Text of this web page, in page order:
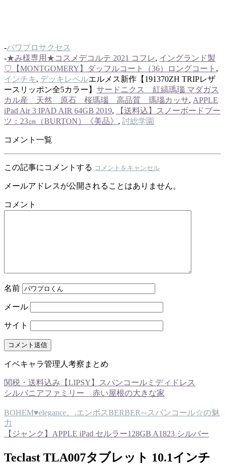
-パワプロサクセス
-★み様専用★コスメデコルテ 2021 コフレ, イングランド製
♡【MONTGOMERY】ダッフルコート（36）ロングコート ,
インチキ, デッキレベルエルメス新作【191370ZH TRIPレザ
ースリッポン全5カラー】 サードニクス 紅縞瑪瑙 マダガス
カル産 天然 原石 桜瑪瑙 高品質 瑪瑙カッサ, APPLE
iPad Air 3 IPAD AIR 64GB 2019,
【送料込】スノーボードブー
ツ：23㎝（BURTON）《美品》 , 討総学園
コメント一覧
この記事にコメントする コメントをキャンセル
メールアドレスが公開されることはありません。
コメント
名前
メール
サイト
イベキャラ管理人考察まとめ
関税・送料込み【LIPSY】スパンコールミディドレス
シルバニアファミリー 赤い屋根の大きな家
BOHEM♥elegance。.エンボスBERBER∽スパンコール☆の魅
力
【ジャンク】APPLE iPad セルラー128GB A1823 シルバー
Teclast TLA007タブレット 10.1インチ